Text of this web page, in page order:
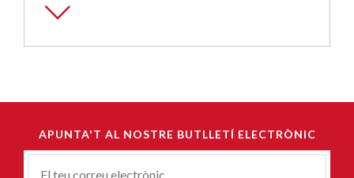
APUNTA'T AL NOSTRE BUTLLETÍ ELECTRÒNIC
Correu-